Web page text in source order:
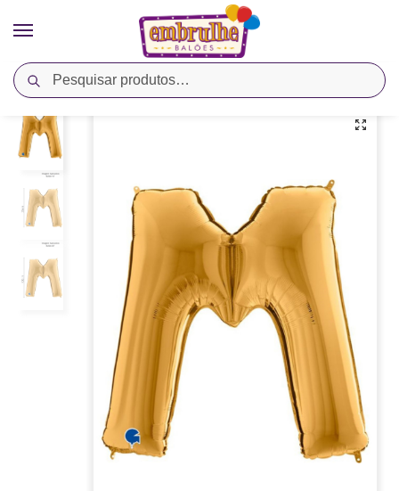
Pesquisar
Início Cores Ouro / Balão Metalizado Letra M – Ouro – Megatoon